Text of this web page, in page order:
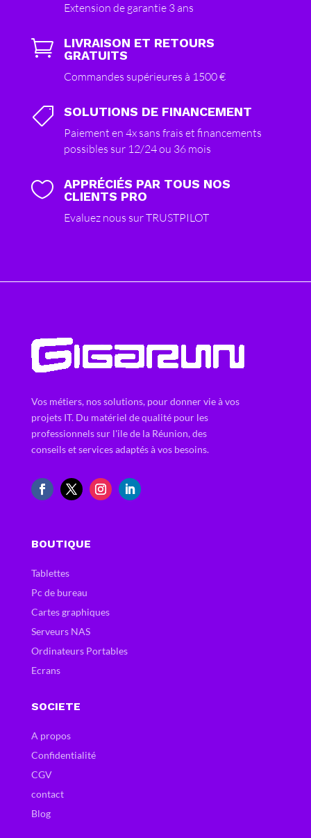
Extension de garantie 3 ans

LIVRAISON ET RETOURS
GRATUITS
Commandes supérieures à 1500 €
 SOLUTIONS DE FINANCEMENT
Paiement en 4x sans frais et financements
possibles sur 12/24 ou 36 mois

APPRÉCIÉS PAR TOUS NOS
CLIENTS PRO
Evaluez nous sur TRUSTPILOT
Vos métiers, nos solutions, pour donner vie à vos
projets IT. Du matériel de qualité pour les
professionnels sur l'ile de la Réunion, des
conseils et services adaptés à vos besoins.
BOUTIQUE
Tablettes
Pc de bureau
Cartes graphiques
Serveurs NAS
Ordinateurs Portables
Ecrans
SOCIETE
A propos
Confidentialité
CGV
contact
Blog